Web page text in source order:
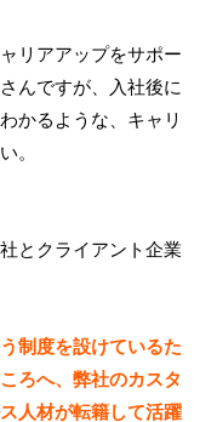
リアアップをサポー
んですが、入社後に
かるような、キャリ
。
とクライアント企業
制度を設けているた
ろへ、弊社のカスタ
人材が転籍して活躍